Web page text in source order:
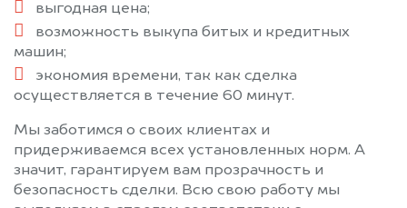
выгодная цена;
возможность выкупа битых и кредитных
машин;
экономия времени, так как сделка
осуществляется в течение 60 минут.
Мы заботимся о своих клиентах и
придерживаемся всех установленных норм. А
значит, гарантируем вам прозрачность и
безопасность сделки. Всю свою работу мы